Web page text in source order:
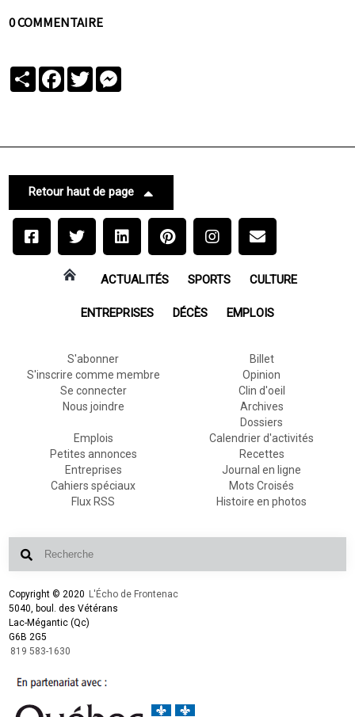
0 COMMENTAIRE
PartagerFacebook
Twitter
Retour haut de page
ACTUALITÉS SPORTS CULTURE
ENTREPRISES DÉCÈS EMPLOIS
S'abonner
S'inscrire comme membre
Se connecter
Nous joindre
Billet
Opinion
Clin d'oeil
Archives
Dossiers
Emplois
Petites annonces
Entreprises
Cahiers spéciaux
Flux RSS
Calendrier d'activités
Recettes
Journal en ligne
Mots Croisés
Histoire en photos
Copyright © 2020 L'Écho de Frontenac
5040, boul. des Vétérans
Lac-Mégantic (Qc)
G6B 2G5
819 583-1630